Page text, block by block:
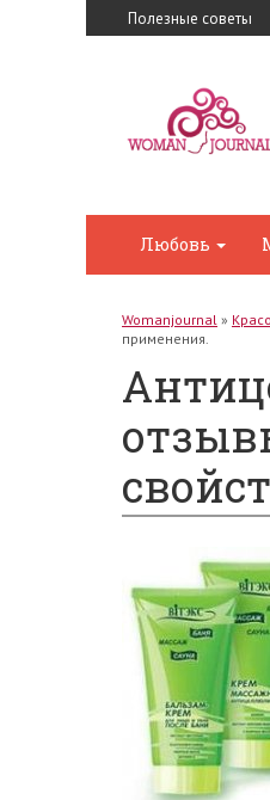
Полезные советы
Любовь
Womanjournal »
применения.